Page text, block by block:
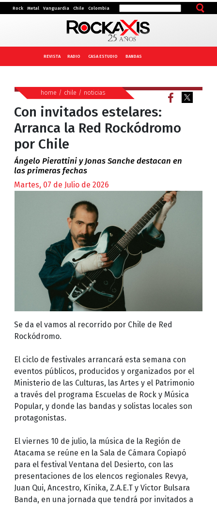
Rock Metal Vanguardia Chile Colombia
REVISTA RADIO CASA ESTUDIO BANDAS
home / chile / noticias
Con invitados estelares:
Arranca la Red Rockódromo
por Chile
Ángelo Pierattini y Jonas Sanche destacan en
las primeras fechas
Martes, 07 de Julio de 2026
Se da el vamos al recorrido por Chile de Red
Rockódromo.
El ciclo de festivales arrancará esta semana con
eventos públicos, producidos y organizados por el
Ministerio de las Culturas, las Artes y el Patrimonio
a través del programa Escuelas de Rock y Música
Popular, y donde las bandas y solistas locales son
protagonistas.
El viernes 10 de julio, la música de la Región de
Atacama se reúne en la Sala de Cámara Copiapó
para el festival Ventana del Desierto, con las
presentaciones de los elencos regionales Revya,
Juan Qui, Ancestro, Kínika, Z.A.E.T y Victor Bulsara
Banda, en una jornada que tendrá por invitados a